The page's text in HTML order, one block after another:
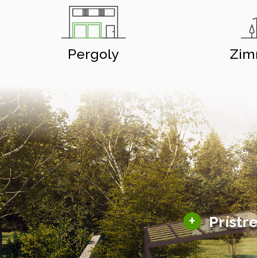
Pergoly
+
Hliníkové
Solárne